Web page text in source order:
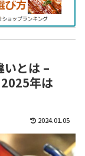
とは –
年は
2024.01.05